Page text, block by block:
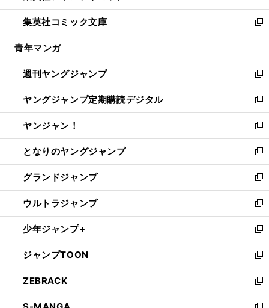
開
く
ウ
で
開
ン
ド
ウ
開
く
ウ
ィ
ン
ウ
で
開
く
し
い
ウ
ン
ド
ウ
で
開
く
集英社コミック文庫
新
し
ウ
ィ
ン
ド
ウ
で
開
く
青年マンガ
週刊ヤングジャンプ
新
し
い
ウ
ィ
ン
ド
ウ
で
開
く
ヤングジャンプ定期購読デジタル
新
し
い
ウ
ィ
ン
ド
ウ
で
開
く
ヤンジャン！
新
し
い
ウ
ィ
ン
ド
ウ
で
開
く
となりのヤングジャンプ
新
し
い
ウ
ィ
ン
ド
ウ
で
開
く
グランドジャンプ
新
し
い
ウ
ィ
ン
ド
ウ
で
開
ウルトラジャンプ
新
し
い
ウ
ィ
ン
ド
ウ
少年ジャンプ+
新
し
い
ウ
ィ
ン
ジャンプTOON
新
し
い
ウ
ZEBRACK
新
し